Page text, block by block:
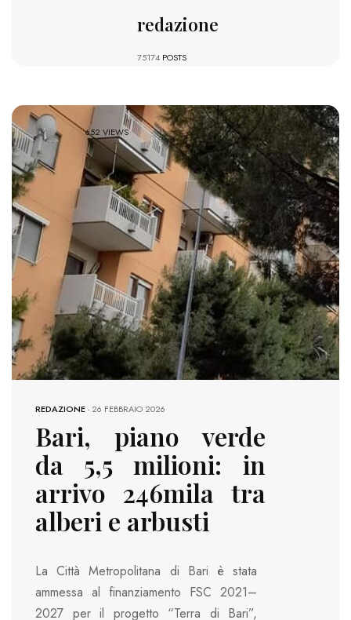
redazione
75174 POSTS
652 VIEWS
REDAZIONE-26 FEBBRAIO 2026
Bari, piano verde
da 5,5 milioni: in
arrivo 246mila tra
alberi e arbusti
La Città Metropolitana di Bari è stata
ammessa al finanziamento FSC 2021–
2027 per il progetto “Terra di Bari”,